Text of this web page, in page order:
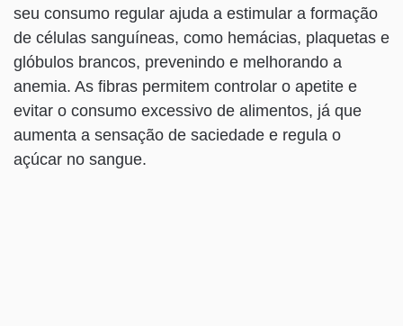
seu consumo regular ajuda a estimular a formação
de células sanguíneas, como hemácias, plaquetas e
glóbulos brancos, prevenindo e melhorando a
anemia. As fibras permitem controlar o apetite e
evitar o consumo excessivo de alimentos, já que
aumenta a sensação de saciedade e regula o
açúcar no sangue.